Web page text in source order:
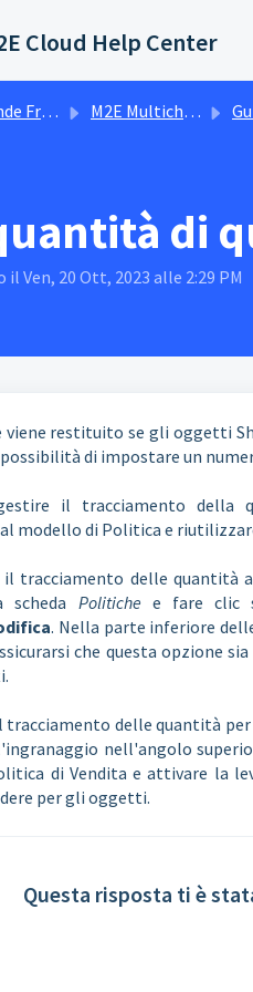
principale
Cloud Help Center
(FAQ) M2E Multichannel Connect
di
Ven, 20 Ott, 2023 alle 2:29 PM
viene restituito se gli oggetti
di impostare un
il tracciamento della
modello di Politica e
il tracciamento delle quantità
scheda Politiche e fare clic
. Nella parte inferiore
che questa opzione
tracciamento delle quantità
nell'angolo
di Vendita e attivare la
per gli oggetti.
Questa risposta ti è